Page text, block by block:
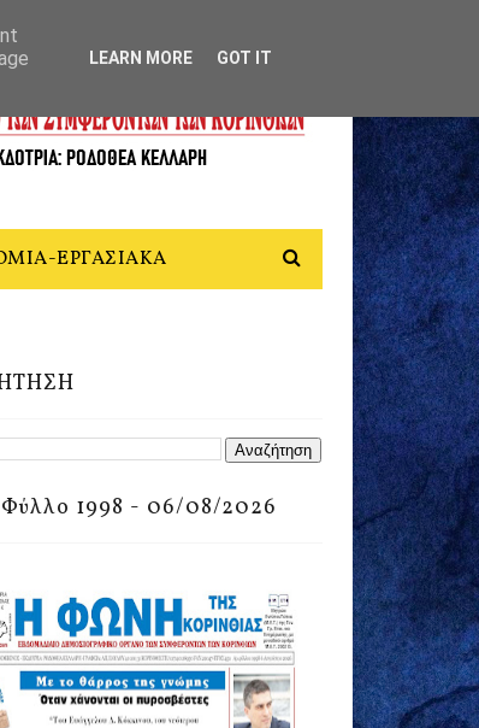
ΕΡΓΑΣΙΑΚΑ
1998 - 06/08/2026
LEARN MORE GOT IT